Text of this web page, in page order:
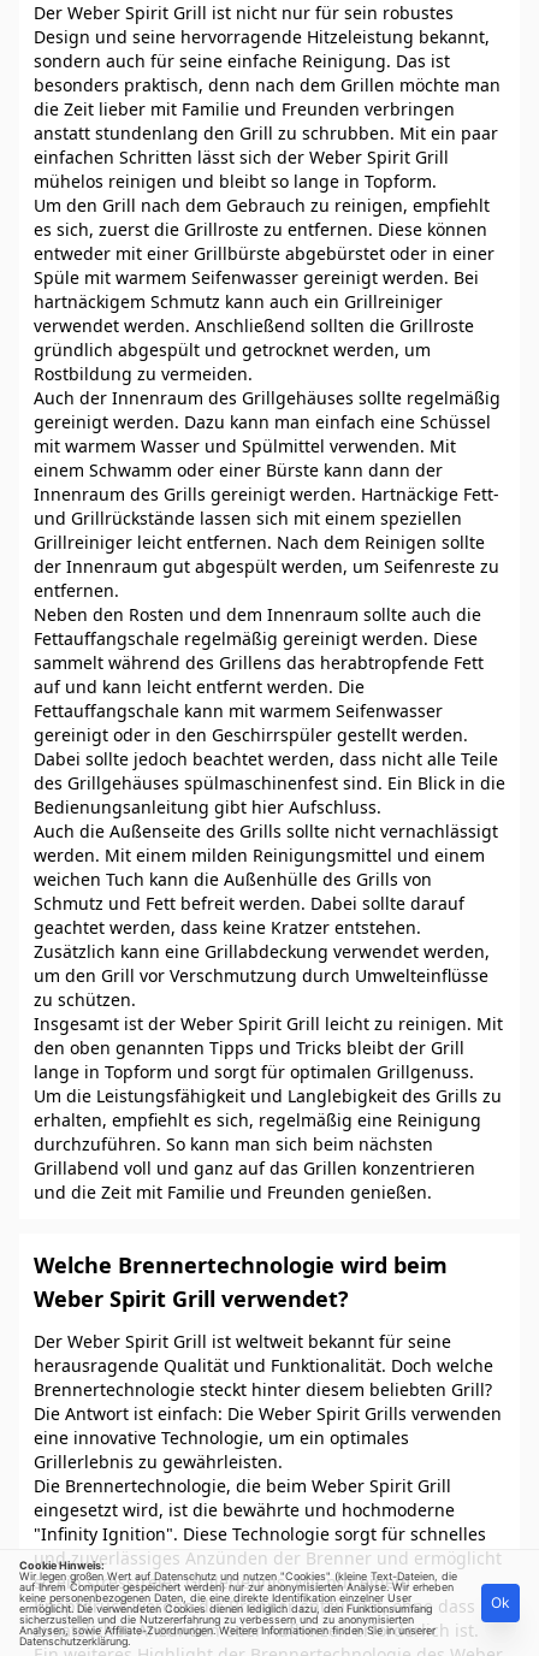
Der Weber Spirit Grill ist nicht nur für sein robustes
Design und seine hervorragende Hitzeleistung bekannt,
sondern auch für seine einfache Reinigung. Das ist
besonders praktisch, denn nach dem Grillen möchte man
die Zeit lieber mit Familie und Freunden verbringen
anstatt stundenlang den Grill zu schrubben. Mit ein paar
einfachen Schritten lässt sich der Weber Spirit Grill
mühelos reinigen und bleibt so lange in Topform.
Um den Grill nach dem Gebrauch zu reinigen, empfiehlt
es sich, zuerst die Grillroste zu entfernen. Diese können
entweder mit einer Grillbürste abgebürstet oder in einer
Spüle mit warmem Seifenwasser gereinigt werden. Bei
hartnäckigem Schmutz kann auch ein Grillreiniger
verwendet werden. Anschließend sollten die Grillroste
gründlich abgespült und getrocknet werden, um
Rostbildung zu vermeiden.
Auch der Innenraum des Grillgehäuses sollte regelmäßig
gereinigt werden. Dazu kann man einfach eine Schüssel
mit warmem Wasser und Spülmittel verwenden. Mit
einem Schwamm oder einer Bürste kann dann der
Innenraum des Grills gereinigt werden. Hartnäckige Fett-
und Grillrückstände lassen sich mit einem speziellen
Grillreiniger leicht entfernen. Nach dem Reinigen sollte
der Innenraum gut abgespült werden, um Seifenreste zu
entfernen.
Neben den Rosten und dem Innenraum sollte auch die
Fettauffangschale regelmäßig gereinigt werden. Diese
sammelt während des Grillens das herabtropfende Fett
auf und kann leicht entfernt werden. Die
Fettauffangschale kann mit warmem Seifenwasser
gereinigt oder in den Geschirrspüler gestellt werden.
Dabei sollte jedoch beachtet werden, dass nicht alle Teile
des Grillgehäuses spülmaschinenfest sind. Ein Blick in die
Bedienungsanleitung gibt hier Aufschluss.
Auch die Außenseite des Grills sollte nicht vernachlässigt
werden. Mit einem milden Reinigungsmittel und einem
weichen Tuch kann die Außenhülle des Grills von
Schmutz und Fett befreit werden. Dabei sollte darauf
geachtet werden, dass keine Kratzer entstehen.
Zusätzlich kann eine Grillabdeckung verwendet werden,
um den Grill vor Verschmutzung durch Umwelteinflüsse
zu schützen.
Insgesamt ist der Weber Spirit Grill leicht zu reinigen. Mit
den oben genannten Tipps und Tricks bleibt der Grill
lange in Topform und sorgt für optimalen Grillgenuss.
Um die Leistungsfähigkeit und Langlebigkeit des Grills zu
erhalten, empfiehlt es sich, regelmäßig eine Reinigung
durchzuführen. So kann man sich beim nächsten
Grillabend voll und ganz auf das Grillen konzentrieren
und die Zeit mit Familie und Freunden genießen.
Welche Brennertechnologie wird beim
Weber Spirit Grill verwendet?
Der Weber Spirit Grill ist weltweit bekannt für seine
herausragende Qualität und Funktionalität. Doch welche
Brennertechnologie steckt hinter diesem beliebten Grill?
Die Antwort ist einfach: Die Weber Spirit Grills verwenden
eine innovative Technologie, um ein optimales
Grillerlebnis zu gewährleisten.
Die Brennertechnologie, die beim Weber Spirit Grill
eingesetzt wird, ist die bewährte und hochmoderne
"Infinity Ignition". Diese Technologie sorgt für schnelles
und zuverlässiges Anzünden der Brenner und ermöglicht
so ein stressfreies Grillerlebnis. Mit nur einem
Knopfdruck werden die Brenner entzündet, ohne dass
zusätzliches Anzünden oder Aufheizen erforderlich ist.
Cookie Hinweis:
Wir legen großen Wert auf Datenschutz und nutzen "Cookies" (kleine Text-Dateien, die
auf Ihrem Computer gespeichert werden) nur zur anonymisierten Analyse. Wir erheben
keine personenbezogenen Daten, die eine direkte Identifikation einzelner User
ermöglicht. Die verwendeten Cookies dienen lediglich dazu, den Funktionsumfang
sicherzustellen und die Nutzererfahrung zu verbessern und zu anonymisierten
Analysen, sowie Affiliate-Zuordnungen. Weitere Informationen finden Sie in unserer
Datenschutzerklärung.
Ok